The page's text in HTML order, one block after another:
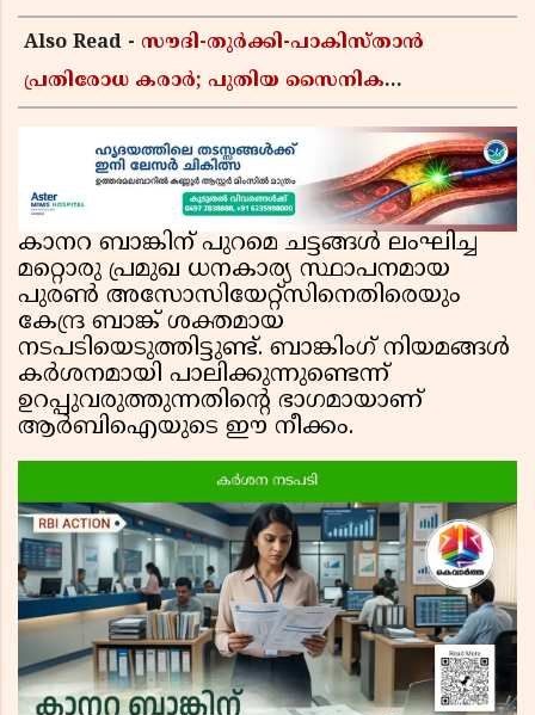
Also Read - സൗദി-തുർക്കി-പാകിസ്താൻ
പ്രതിരോധ കരാർ; പുതിയ സൈനിക
കാനറ ബാങ്കിന് പുറമെ ചട്ടങ്ങൾ ലംഘിച്ച
മറ്റൊരു പ്രമുഖ ധനകാര്യ സ്ഥാപനമായ
പുരൺ അസോസിയേറ്റ്സിനെതിരെയും
കേന്ദ്ര ബാങ്ക് ശക്തമായ
നടപടിയെടുത്തിട്ടുണ്ട്. ബാങ്കിംഗ് നിയമങ്ങൾ
കർശനമായി പാലിക്കുന്നുണ്ടെന്ന്
ഉറപ്പുവരുത്തുന്നതിന്റെ ഭാഗമായാണ്
ആർബിഐയുടെ ഈ നീക്കം.